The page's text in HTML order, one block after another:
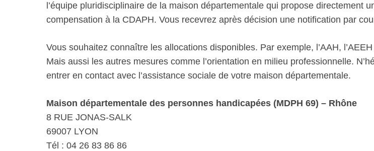
l’équipe pluridisciplinaire de la maison départementale qui propose directement
compensation à la CDAPH. Vous recevrez après décision une notification par
Vous souhaitez connaître les allocations disponibles. Par exemple, l’AAH,
Mais aussi les autres mesures comme l’orientation en milieu professionnelle.
entrer en contact avec l’assistance sociale de votre maison départementale.
Maison départementale des personnes handicapées (MDPH 69) – Rhône
8 RUE JONAS-SALK
69007 LYON
Tél : 04 26 83 86 86